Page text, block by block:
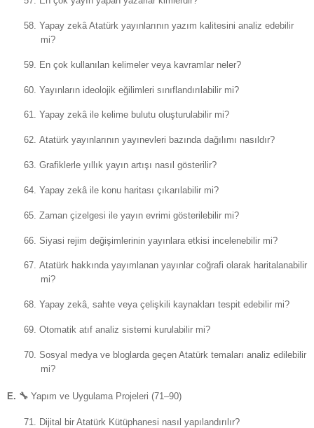
58. Yapay zekâ Atatürk yayınlarının yazım kalitesini analiz edebilir
mi?
59. En çok kullanılan kelimeler veya kavramlar neler?
60. Yayınların ideolojik eğilimleri sınıflandırılabilir mi?
61. Yapay zekâ ile kelime bulutu oluşturulabilir mi?
62. Atatürk yayınlarının yayınevleri bazında dağılımı nasıldır?
63. Grafiklerle yıllık yayın artışı nasıl gösterilir?
64. Yapay zekâ ile konu haritası çıkarılabilir mi?
65. Zaman çizelgesi ile yayın evrimi gösterilebilir mi?
66. Siyasi rejim değişimlerinin yayınlara etkisi incelenebilir mi?
67. Atatürk hakkında yayımlanan yayınlar coğrafi olarak haritalanabilir
mi?
68. Yapay zekâ, sahte veya çelişkili kaynakları tespit edebilir mi?
69. Otomatik atıf analiz sistemi kurulabilir mi?
70. Sosyal medya ve bloglarda geçen Atatürk temaları analiz edilebilir
mi?
E. 🔧 Yapım ve Uygulama Projeleri (71–90)
71. Dijital bir Atatürk Kütüphanesi nasıl yapılandırılır?